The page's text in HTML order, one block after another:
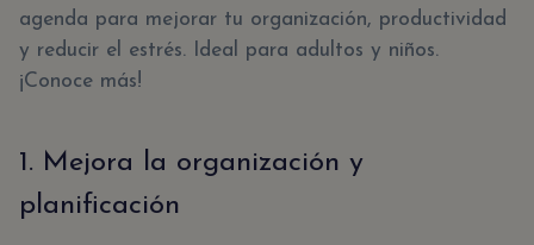
agenda para mejorar tu organización, productividad
y reducir el estrés. Ideal para adultos y niños.
¡Conoce más!
1. Mejora la organización y
planificación